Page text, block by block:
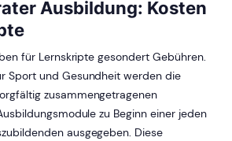
Ausbildung: Kosten
für Lernskripte gesondert Gebühren.
Sport und Gesundheit werden die
zusammengetragenen
zu Beginn einer jeden
ausgegeben. Diese